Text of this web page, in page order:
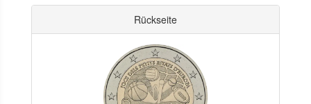
Rückseite